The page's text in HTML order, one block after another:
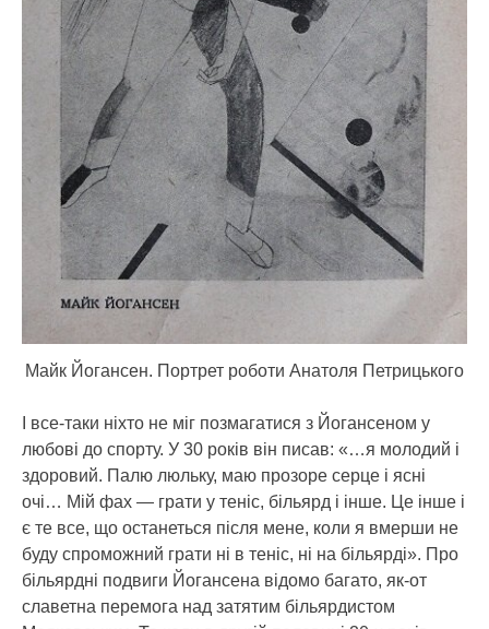
Майк Йогансен. Портрет роботи Анатоля Петрицького
І все-таки ніхто не міг позмагатися з Йогансеном у
любові до спорту. У 30 років він писав: «…я молодий і
здоровий. Палю люльку, маю прозоре серце і ясні
очі… Мій фах — грати у теніс, більярд і інше. Це інше і
є те все, що останеться після мене, коли я вмерши не
буду спроможний грати ні в теніс, ні на більярді». Про
більярдні подвиги Йогансена відомо багато, як-от
славетна перемога над затятим більярдистом